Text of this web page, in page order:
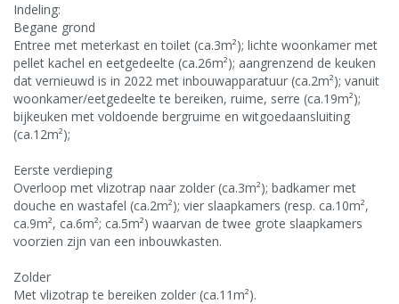
Indeling:
Begane grond
Entree met meterkast en toilet (ca.3m²); lichte woonkamer met
pellet kachel en eetgedeelte (ca.26m²); aangrenzend de keuken
dat vernieuwd is in 2022 met inbouwapparatuur (ca.2m²); vanuit
woonkamer/eetgedeelte te bereiken, ruime, serre (ca.19m²);
bijkeuken met voldoende bergruime en witgoedaansluiting
(ca.12m²);
Eerste verdieping
Overloop met vlizotrap naar zolder (ca.3m²); badkamer met
douche en wastafel (ca.2m²); vier slaapkamers (resp. ca.10m²,
ca.9m², ca.6m²; ca.5m²) waarvan de twee grote slaapkamers
voorzien zijn van een inbouwkasten.
Zolder
Met vlizotrap te bereiken zolder (ca.11m²).